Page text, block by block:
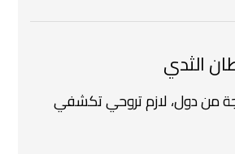
الثدي
من دول، لازم تروحي تكشفي